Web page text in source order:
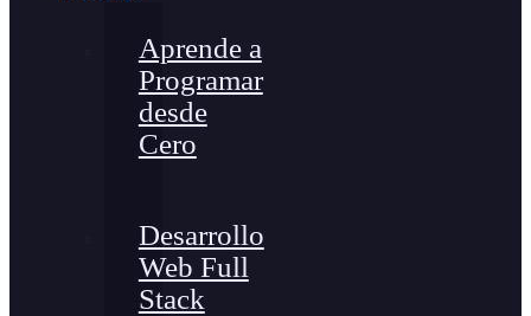
Aprende a
Programar
desde
Cero
Desarrollo
Web Full
Stack